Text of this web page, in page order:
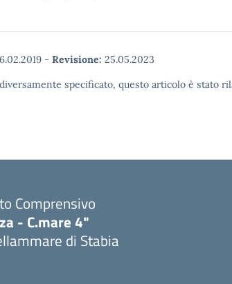
- Revisione: 25.05.2023
specificato, questo articolo è stato
Comprensivo
- C.mare 4"
di Stabia